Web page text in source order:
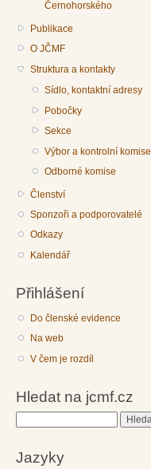
Černohorského
Publikace
O JČMF
Struktura a kontakty
Sídlo, kontaktní adresy
Pobočky
Sekce
Výbor a kontrolní komise
Odborné komise
Členství
Sponzoři a podporovatelé
Odkazy
Kalendář
Přihlášení
Do členské evidence
Na web
V čem je rozdíl
Hledat na jcmf.cz
Jazyky